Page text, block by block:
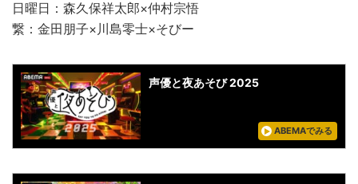
日曜日：森久保祥太郎×仲村宗悟
繋：金田朋子×川島零士×そびー
声優と夜あそび 2025
ABEMAでみる